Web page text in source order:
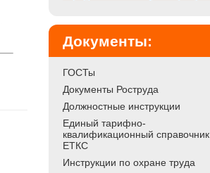
Документы:
ГОСТы
Документы Роструда
Должностные инструкции
Единый тарифно-
квалификационный справочник
ЕТКС
Инструкции по охране труда